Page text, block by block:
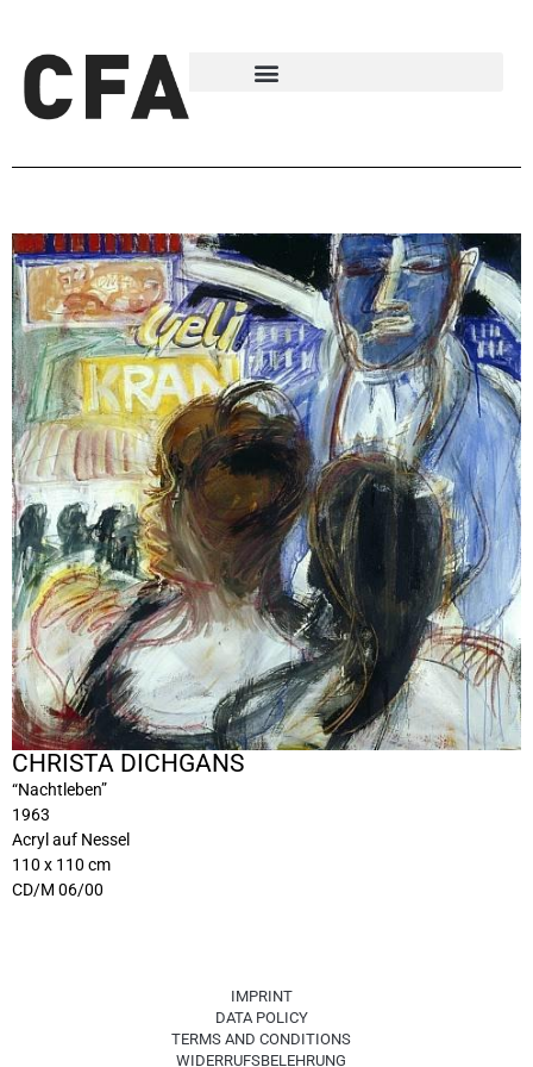
CHRISTA DICHGANS
“Nachtleben”
1963
Acryl auf Nessel
110 x 110 cm
CD/M 06/00
IMPRINT
DATA POLICY
TERMS AND CONDITIONS
WIDERRUFSBELEHRUNG